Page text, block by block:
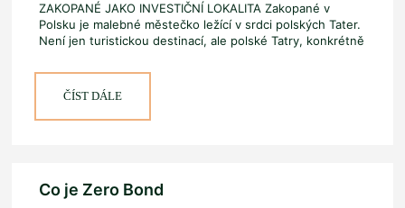
ZAKOPANÉ JAKO INVESTIČNÍ LOKALITA Zakopané v
Polsku je malebné městečko ležící v srdci polských Tater.
Není jen turistickou destinací, ale polské Tatry, konkrétně
ČÍST DÁLE
Co je Zero Bond